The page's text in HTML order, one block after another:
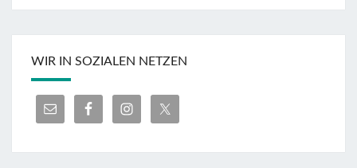
WIR IN SOZIALEN NETZEN